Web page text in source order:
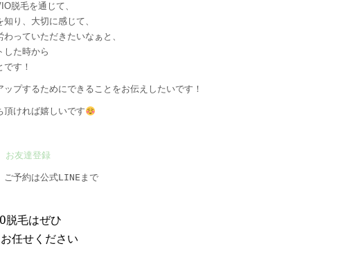
脱毛を通じて、
り、大切に感じて、
っていただきたいなぁと、
した時から
す！
ップするためにできることをお伝えしたいです！
頂ければ嬉しいです
お友達登録
ご予約は公式LINEまで
脱毛はぜひ
お任せください